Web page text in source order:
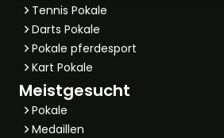
Tennis Pokale
Darts Pokale
Pokale pferdesport
Kart Pokale
Meistgesucht
Pokale
Medaillen